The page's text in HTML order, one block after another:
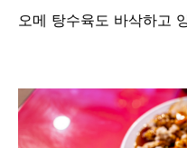
오메 탕수육도 바삭하고